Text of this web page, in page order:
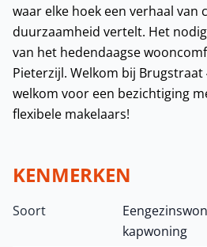
waar elke hoek een verhaal van
duurzaamheid vertelt. Het
van het hedendaagse
Pieterzijl. Welkom bij Brugstraat
welkom voor een bezichtiging
flexibele makelaars!
KENMERKEN
Soort
kapwoning